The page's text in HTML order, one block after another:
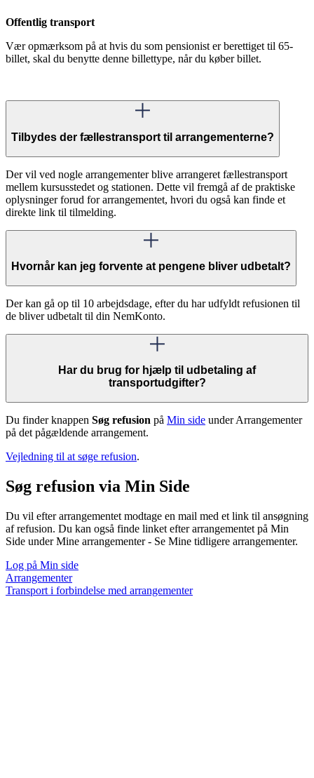
Offentlig transport
Vær opmærksom på at hvis du som pensionist er berettiget til 65-
billet, skal du benytte denne billettype, når du køber billet.
Tilbydes der fællestransport til arrangementerne?
Der vil ved nogle arrangementer blive arrangeret fællestransport
mellem kursusstedet og stationen. Dette vil fremgå af de praktiske
oplysninger forud for arrangementet, hvori du også kan finde et
direkte link til tilmelding.
Hvornår kan jeg forvente at pengene bliver udbetalt?
Der kan gå op til 10 arbejdsdage, efter du har udfyldt refusionen til
de bliver udbetalt til din NemKonto.
Har du brug for hjælp til udbetaling af
transportudgifter?
Du finder knappen Søg refusion på Min side under Arrangementer
på det pågældende arrangement.
Vejledning til at søge refusion.
Søg refusion via Min Side
Du vil efter arrangementet modtage en mail med et link til ansøgning
af refusion. Du kan også finde linket efter arrangementet på Min
Side under Mine arrangementer - Se Mine tidligere arrangementer.
Log på Min side
Arrangementer
Transport i forbindelse med arrangementer